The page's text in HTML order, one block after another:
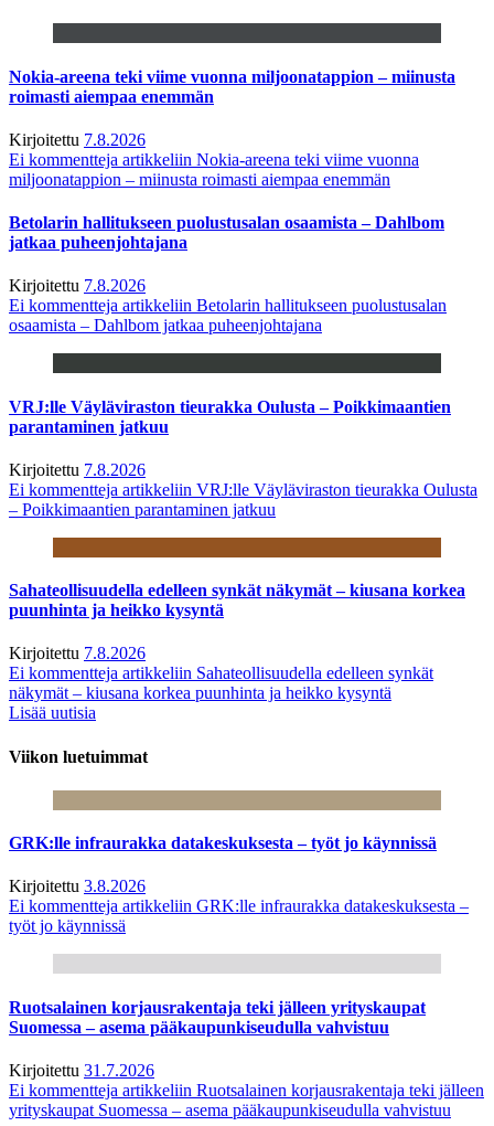
Nokia-areena teki viime vuonna miljoonatappion – miinusta
roimasti aiempaa enemmän
Kirjoitettu 7.8.2026
Ei kommentteja artikkeliin Nokia-areena teki viime vuonna
miljoonatappion – miinusta roimasti aiempaa enemmän
Betolarin hallitukseen puolustusalan osaamista – Dahlbom
jatkaa puheenjohtajana
Kirjoitettu 7.8.2026
Ei kommentteja artikkeliin Betolarin hallitukseen puolustusalan
osaamista – Dahlbom jatkaa puheenjohtajana
VRJ:lle Väyläviraston tieurakka Oulusta – Poikkimaantien
parantaminen jatkuu
Kirjoitettu 7.8.2026
Ei kommentteja artikkeliin VRJ:lle Väyläviraston tieurakka Oulusta
– Poikkimaantien parantaminen jatkuu
Sahateollisuudella edelleen synkät näkymät – kiusana korkea
puunhinta ja heikko kysyntä
Kirjoitettu 7.8.2026
Ei kommentteja artikkeliin Sahateollisuudella edelleen synkät
näkymät – kiusana korkea puunhinta ja heikko kysyntä
Lisää uutisia
Viikon luetuimmat
GRK:lle infraurakka datakeskuksesta – työt jo käynnissä
Kirjoitettu 3.8.2026
Ei kommentteja artikkeliin GRK:lle infraurakka datakeskuksesta –
työt jo käynnissä
Ruotsalainen korjausrakentaja teki jälleen yrityskaupat
Suomessa – asema pääkaupunkiseudulla vahvistuu
Kirjoitettu 31.7.2026
Ei kommentteja artikkeliin Ruotsalainen korjausrakentaja teki jälleen
yrityskaupat Suomessa – asema pääkaupunkiseudulla vahvistuu